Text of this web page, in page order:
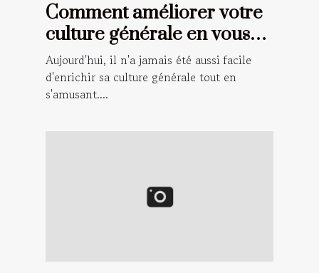
Comment améliorer votre
culture générale en vous
amusant ?
Aujourd'hui, il n'a jamais été aussi facile
d'enrichir sa culture générale tout en
s'amusant....